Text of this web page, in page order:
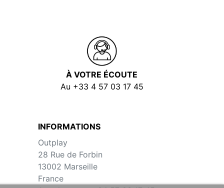
À VOTRE ÉCOUTE
Au +33 4 57 03 17 45
INFORMATIONS
Outplay
28 Rue de Forbin
13002 Marseille
France